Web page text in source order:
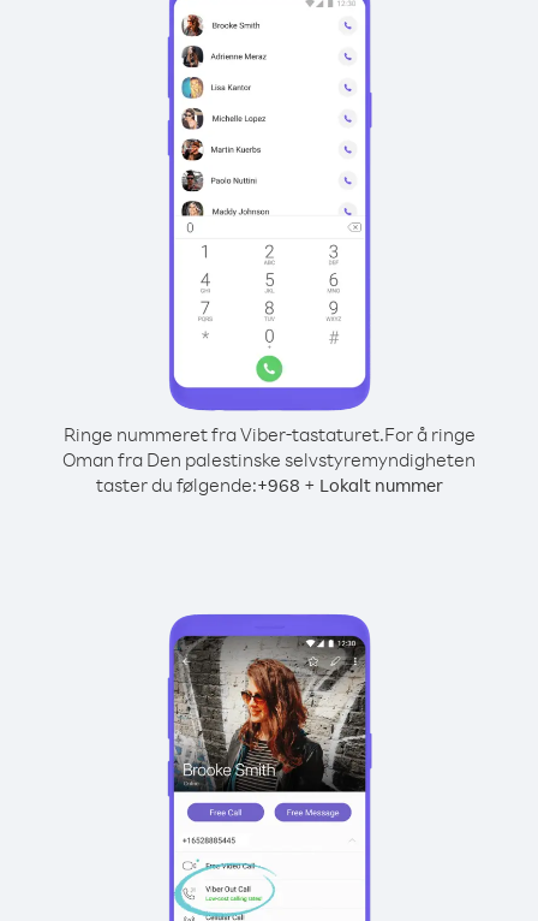
Ringe nummeret fra Viber-tastaturet.For å ringe
Oman fra Den palestinske selvstyremyndigheten
taster du følgende:+968 + Lokalt nummer